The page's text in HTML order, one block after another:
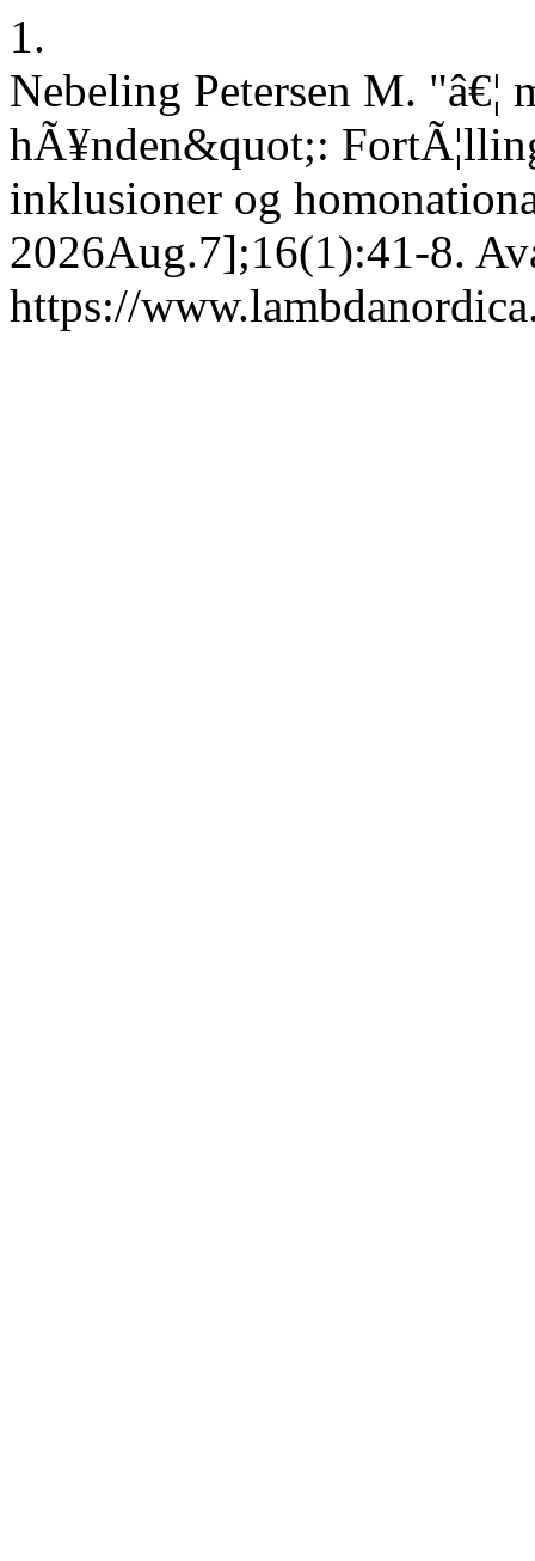
1.
Nebeling Petersen M. "â€¦
hÃ¥nden&quot;:
inklusioner og
2026Aug.7];16(1):41-8.
https://